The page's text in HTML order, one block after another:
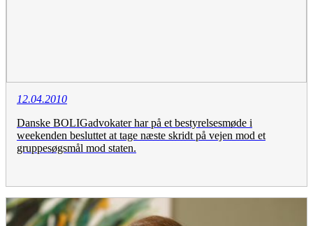
12.04.2010
Danske BOLIGadvokater har på et bestyrelsesmøde i
weekenden besluttet at tage næste skridt på vejen mod et
gruppesøgsmål mod staten.